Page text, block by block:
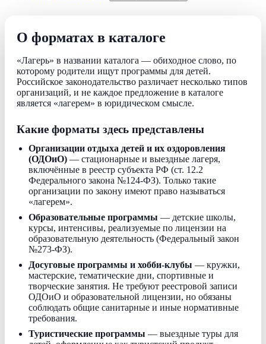
О форматах в каталоге
«Лагерь» в названии каталога — обиходное слово, по
которому родители ищут программы для детей.
Российское законодательство различает несколько типов
организаций, и не каждое предложение в каталоге
является «лагерем» в юридическом смысле.
Какие форматы здесь представлены
Организации отдыха детей и их оздоровления
(ОДОиО) — стационарные и выездные лагеря,
включённые в реестр субъекта РФ (ст. 12.2
Федерального закона №124-ФЗ). Только такие
организации по закону имеют право называться
«лагерем».
Образовательные программы — детские школы,
курсы, интенсивы, реализуемые по лицензии на
образовательную деятельность (Федеральный закон
№273-ФЗ).
Досуговые программы и хобби-клубы — кружки,
мастерские, тематические дни, спортивные и
творческие занятия. Не требуют реестровой записи
ОДОиО и образовательной лицензии, но обязаны
соблюдать общие санитарные и иные нормативные
требования.
Туристические программы — выездные туры для